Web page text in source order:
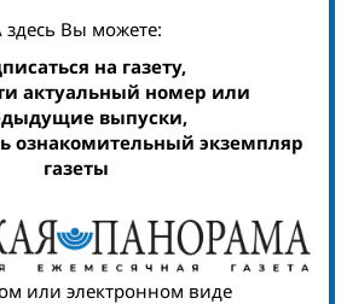
здесь Вы можете:
на газету,
актуальный номер или
выпуски,
ознакомительный экземпляр
газеты
или электронном виде